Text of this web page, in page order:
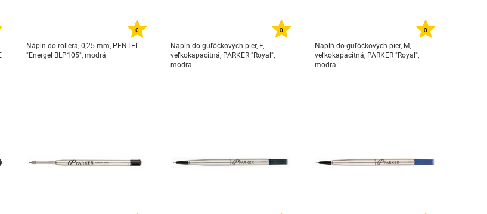
0
Náplň do rollera, 0,25 mm, PENTEL
"Energel BLP105", modrá
0
Náplň do guľôčkových pier, F,
veľkokapacitná, PARKER "Royal",
modrá
0
Náplň do guľôčkových pier, M,
veľkokapacitná, PARKER "Royal",
modrá